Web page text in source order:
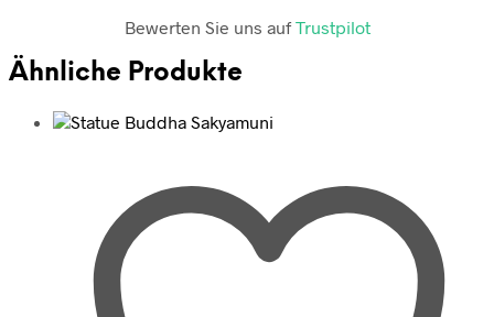
Bewerten Sie uns aufTrustpilot
Ähnliche Produkte